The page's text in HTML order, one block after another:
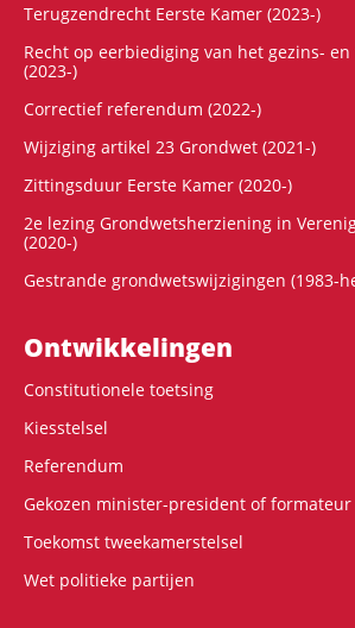
Terugzendrecht Eerste Kamer (2023-)
Recht op eerbiediging van het gezins-
(2023-)
Correctief referendum (2022-)
Wijziging artikel 23 Grondwet (2021-)
Zittingsduur Eerste Kamer (2020-)
2e lezing Grondwetsherziening in
(2020-)
Gestrande grondwetswijzigingen (1983-
Ontwikke­lingen
Constitutionele toetsing
Kiesstelsel
Referendum
Gekozen minister-president of formateur
Toekomst tweekamerstelsel
Wet politieke partijen